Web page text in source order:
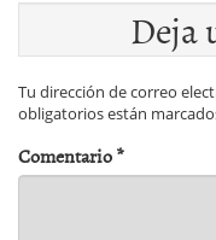
Deja
Tu dirección de correo
obligatorios están
Comentario*